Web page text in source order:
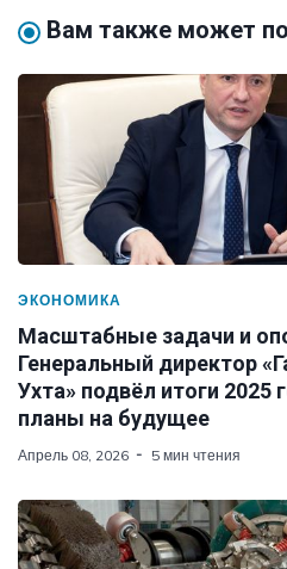
Вам также может
ЭКОНОМИКА
Масштабные задачи и
Генеральный директор
Ухта» подвёл итоги 2025
планы на будущее
Апрель 08, 2026 5 мин чтения